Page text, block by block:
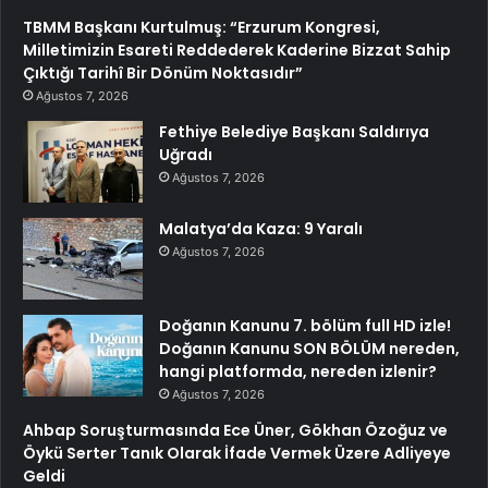
TBMM Başkanı Kurtulmuş: “Erzurum Kongresi,
Milletimizin Esareti Reddederek Kaderine Bizzat Sahip
Çıktığı Tarihî Bir Dönüm Noktasıdır”
Ağustos 7, 2026
Fethiye Belediye Başkanı Saldırıya
Uğradı
Ağustos 7, 2026
Malatya’da Kaza: 9 Yaralı
Ağustos 7, 2026
Doğanın Kanunu 7. bölüm full HD izle!
Doğanın Kanunu SON BÖLÜM nereden,
hangi platformda, nereden izlenir?
Ağustos 7, 2026
Ahbap Soruşturmasında Ece Üner, Gökhan Özoğuz ve
Öykü Serter Tanık Olarak İfade Vermek Üzere Adliyeye
Geldi